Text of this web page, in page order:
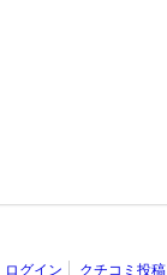
ログイン クチコミ投稿